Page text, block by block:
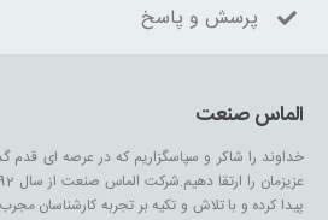
پرسش و پاسخ
الماس صنعت
خداوند را شاکر و سپاسگزاریم که در عرصه ای
پیدا کرده و با تلاش و تکیه بر تجربه کارشناسان